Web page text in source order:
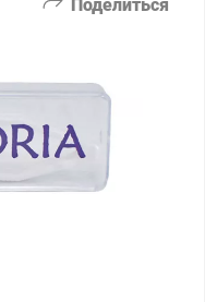
Поделиться